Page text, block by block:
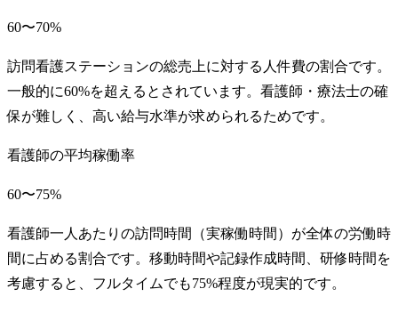
60〜70%
訪問看護ステーションの総売上に対する人件費の割合です。
一般的に60%を超えるとされています。看護師・療法士の確
保が難しく、高い給与水準が求められるためです。
看護師の平均稼働率
60〜75%
看護師一人あたりの訪問時間（実稼働時間）が全体の労働時
間に占める割合です。移動時間や記録作成時間、研修時間を
考慮すると、フルタイムでも75%程度が現実的です。